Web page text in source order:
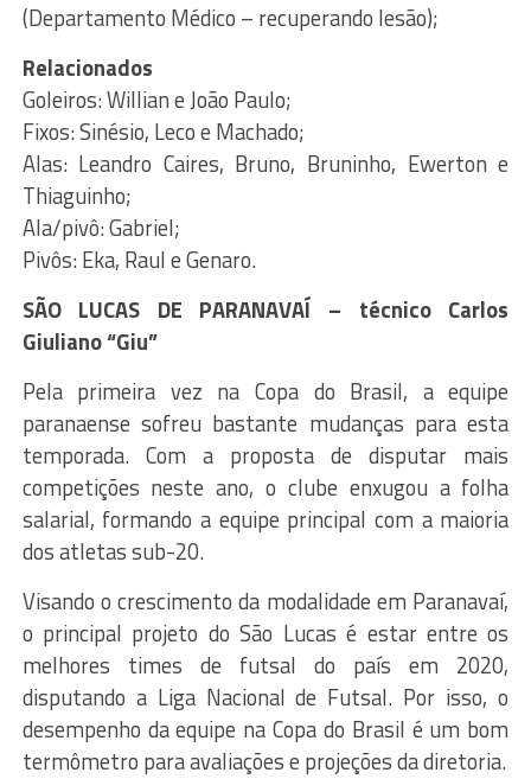
(Departamento Médico – recuperando lesão);
Relacionados
Goleiros: Willian e João Paulo;
Fixos: Sinésio, Leco e Machado;
Alas: Leandro Caires, Bruno, Bruninho, Ewerton e
Thiaguinho;
Ala/pivô: Gabriel;
Pivôs: Eka, Raul e Genaro.
SÃO LUCAS DE PARANAVAÍ – técnico Carlos
Giuliano “Giu”
Pela primeira vez na Copa do Brasil, a equipe
paranaense sofreu bastante mudanças para esta
temporada. Com a proposta de disputar mais
competições neste ano, o clube enxugou a folha
salarial, formando a equipe principal com a maioria
dos atletas sub-20.
Visando o crescimento da modalidade em Paranavaí,
o principal projeto do São Lucas é estar entre os
melhores times de futsal do país em 2020,
disputando a Liga Nacional de Futsal. Por isso, o
desempenho da equipe na Copa do Brasil é um bom
termômetro para avaliações e projeções da diretoria.